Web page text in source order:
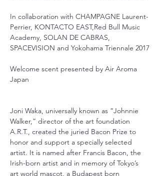
In collaboration with CHAMPAGNE Laurent-
Perrier, KONTACTO EAST,Red Bull Music
Academy, SOLAN DE CABRAS,
SPACEVISION and Yokohama Triennale 2017
Welcome scent presented by Air Aroma
Japan
Joni Waka, universally known as “Johnnie
Walker,” director of the art foundation
A.R.T., created the juried Bacon Prize to
honor and support a specially selected
artist. It is named after Francis Bacon, the
Irish-born artist and in memory of Tokyo’s
art world mascot, a Budapest born